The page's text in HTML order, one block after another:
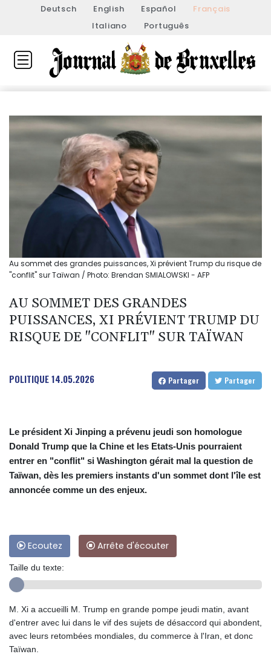
Deutsch English Español
Français
Italiano
Português
Au sommet des grandes puissances, Xi prévient Trump du risque de
"conflit" sur Taïwan / Photo: Brendan SMIALOWSKI - AFP
AU SOMMET DES GRANDES
PUISSANCES, XI PRÉVIENT TRUMP DU
RISQUE DE "CONFLIT" SUR TAÏWAN
POLITIQUE14.05.2026 Partager Partager
Le président Xi Jinping a prévenu jeudi son homologue
Donald Trump que la Chine et les Etats-Unis pourraient
entrer en "conflit" si Washington gérait mal la question de
Taïwan, dès les premiers instants d'un sommet dont l'île est
annoncée comme un des enjeux.
Ecoutez Arrête d'écouter
Taille du texte:
M. Xi a accueilli M. Trump en grande pompe jeudi matin, avant
d'entrer avec lui dans le vif des sujets de désaccord qui abondent,
avec leurs retombées mondiales, du commerce à l'Iran, et donc
Taïwan.